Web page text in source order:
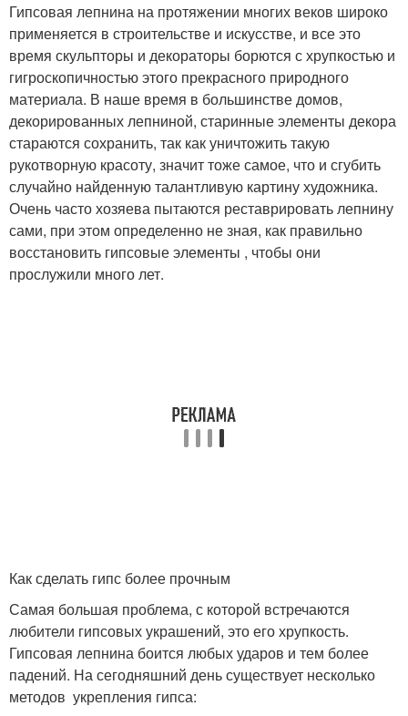
Гипсовая лепнина на протяжении многих веков широко
применяется в строительстве и искусстве, и все это
время скульпторы и декораторы борются с хрупкостью и
гигроскопичностью этого прекрасного природного
материала. В наше время в большинстве домов,
декорированных лепниной, старинные элементы декора
стараются сохранить, так как уничтожить такую
рукотворную красоту, значит тоже самое, что и сгубить
случайно найденную талантливую картину художника.
Очень часто хозяева пытаются реставрировать лепнину
сами, при этом определенно не зная, как правильно
восстановить гипсовые элементы , чтобы они
прослужили много лет.
Как сделать гипс более прочным
Самая большая проблема, с которой встречаются
любители гипсовых украшений, это его хрупкость.
Гипсовая лепнина боится любых ударов и тем более
падений. На сегодняшний день существует несколько
методов укрепления гипса: